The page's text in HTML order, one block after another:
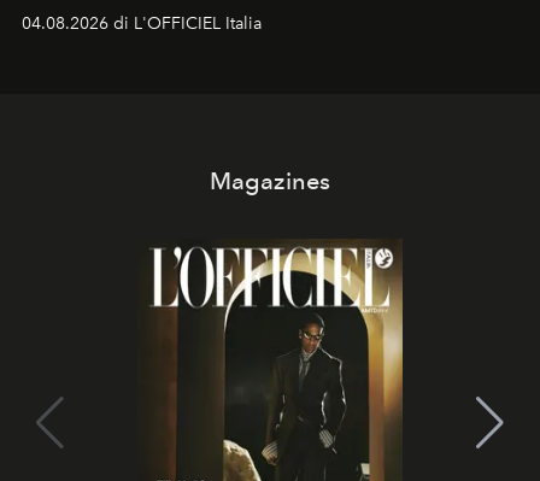
colonna sonora della stagione.
04.08.2026 di L'OFFICIEL Italia
Magazines